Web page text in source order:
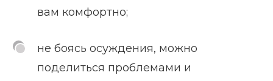
вам комфортно;
не боясь осуждения, можно
поделиться проблемами и